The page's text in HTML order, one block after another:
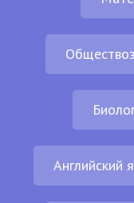
Английский